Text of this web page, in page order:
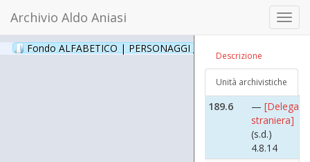
Archivio Aldo Aniasi
Fondo ALFABETICO | PERSONAGGI _ Archivio Fotografico
Descrizione
Unità archivistiche
(s.d.)
4.8.12
straniera]
(s.d.)
4.8.13
189.6
—
straniera]
(s.d.)
4.8.14